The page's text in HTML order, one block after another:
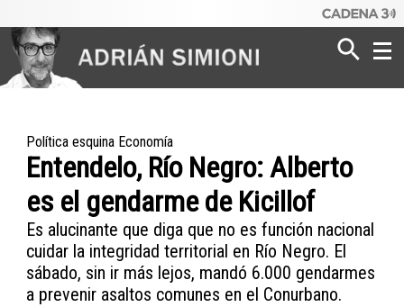
Poder
Dinero
Mundo
Política esquina Economía
Entendelo, Río Negro: Alberto
es el gendarme de Kicillof
Es alucinante que diga que no es función nacional
cuidar la integridad territorial en Río Negro. El
sábado, sin ir más lejos, mandó 6.000 gendarmes
a prevenir asaltos comunes en el Conurbano.